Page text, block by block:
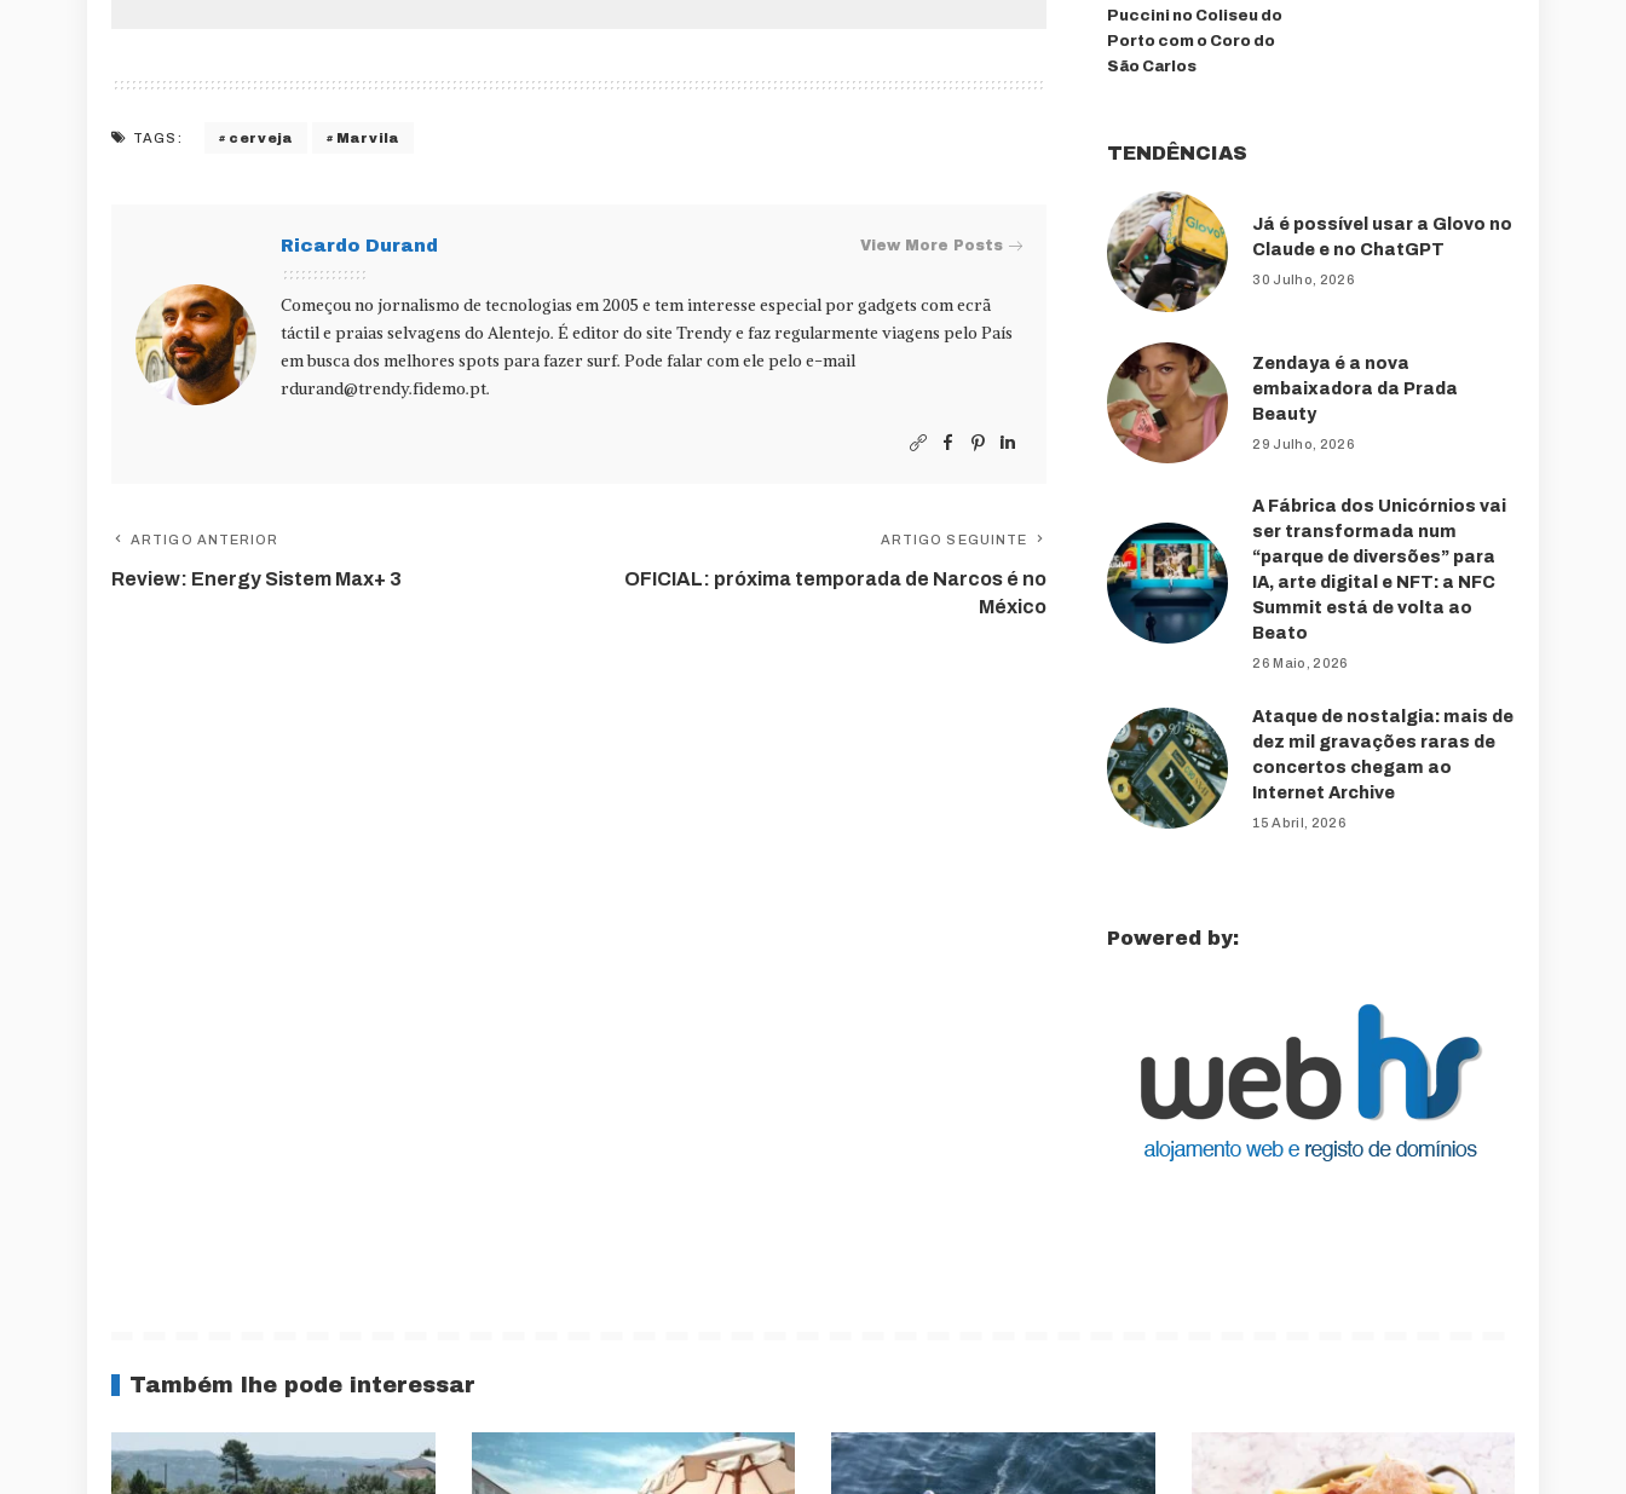
TAGS: cerveja Marvila
Ricardo Durand View More Posts
Começou no jornalismo de tecnologias em 2005 e tem interesse especial por gadgets com ecrã
táctil e praias selvagens do Alentejo. É editor do site Trendy e faz regularmente viagens pelo País
em busca dos melhores spots para fazer surf. Pode falar com ele pelo e-mail
rdurand@trendy.fidemo.pt.
ARTIGO ANTERIOR
Review: Energy Sistem Max+ 3
ARTIGO SEGUINTE
OFICIAL: próxima temporada de Narcos é no
México
Puccini no Coliseu do
Porto com o Coro do
São Carlos
TENDÊNCIAS
Já é possível usar a Glovo no
Claude e no ChatGPT
30 Julho, 2026
Zendaya é a nova
embaixadora da Prada
Beauty
29 Julho, 2026
A Fábrica dos Unicórnios vai
ser transformada num
“parque de diversões” para
IA, arte digital e NFT: a NFC
Summit está de volta ao
Beato
26 Maio, 2026
Ataque de nostalgia: mais de
dez mil gravações raras de
concertos chegam ao
Internet Archive
15 Abril, 2026
Powered by:
Também lhe pode interessar